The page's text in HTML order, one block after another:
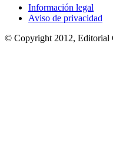
Información legal
Aviso de privacidad
© Copyright 2012, Editorial